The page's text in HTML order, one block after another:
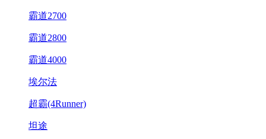
霸道2700
霸道2800
霸道4000
埃尔法
超霸(4Runner)
坦途